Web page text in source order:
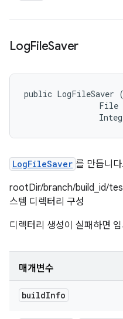
LogFileSaver
public LogFileSaver (
File
LogFileSaver 를 만듭니다.
rootDir/branch/build_id/
스템 디렉터리 구성
디렉터리 생성이 실패하면
매개변수
buildInfo